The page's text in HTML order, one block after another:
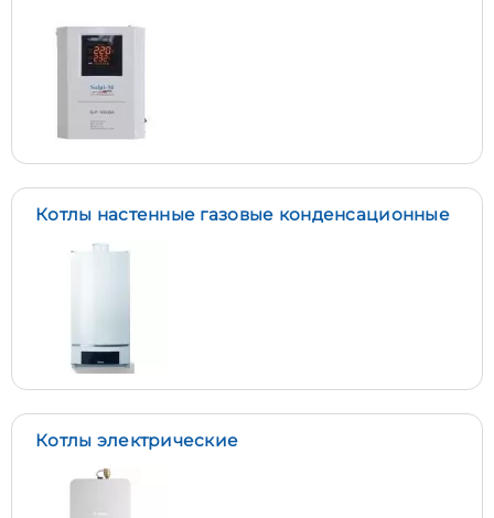
Котлы настенные газовые конденсационные
Котлы электрические